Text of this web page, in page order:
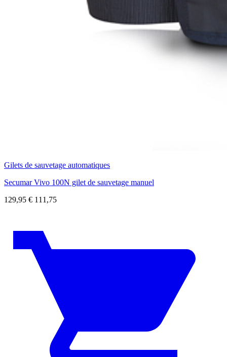
Gilets de sauvetage automatiques
Secumar Vivo 100N gilet de sauvetage manuel
129,95 € 111,75